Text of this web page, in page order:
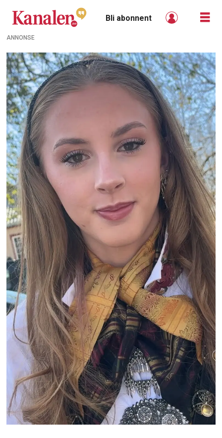
Bli abonnent
ANNONSE